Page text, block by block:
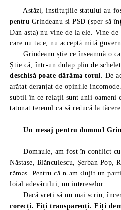
Astăzi, instituțiile statului au
pentru Grindeanu si PSD (sper să
Dan asta) nu vine de la ele. Vine de
care nu tace, nu acceptă mită
Grindeanu știe ce înseamnă o
Știe că, într-un dulap plin de
deschisă poate dărâma totul. De
arătat deranjat de opiniile
subtil în ce relații sunt unii oameni
tatonat terenul ca să reducă la
Un mesaj pentru domnul
Domnule, am fost în conflict
Năstase, Blănculescu, Șerban Pop,
rămas. Pentru că n-am slujit un
loial adevărului, nu intereselor.
Dacă vreți să nu mai scriu,
corecți. Fiți transparenți. Fiți